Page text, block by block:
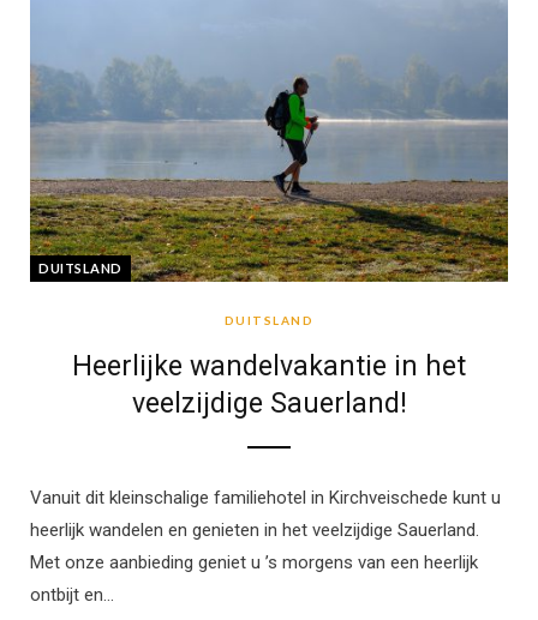
DUITSLAND
DUITSLAND
Heerlijke wandelvakantie in het
veelzijdige Sauerland!
Vanuit dit kleinschalige familiehotel in Kirchveischede kunt u
heerlijk wandelen en genieten in het veelzijdige Sauerland.
Met onze aanbieding geniet u ’s morgens van een heerlijk
ontbijt en…